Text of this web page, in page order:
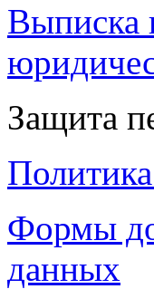
Выписка
Защита
Формы
данных